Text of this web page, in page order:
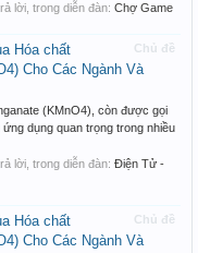
lời, trong diễn đàn: Chợ Game
Chủ đề
Hóa chất
Cho Các Ngành Và
(KMnO4), còn được gọi
dụng quan trọng trong nhiều
lời, trong diễn đàn: Điện Tử -
Chủ đề
Hóa chất
Cho Các Ngành Và